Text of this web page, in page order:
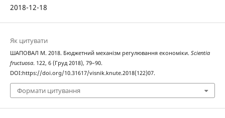
2018-12-18
Як цитувати
ШАПОВАЛ M. 2018. Бюджетний механізм регулювання економіки. Scientia
fructuosa. 122, 6 (Груд 2018), 79–90.
DOI:https://doi.org/10.31617/visnik.knute.2018(122)07.
Формати цитування